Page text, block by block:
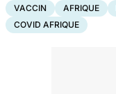
VACCIN AFRIQUE
COVID AFRIQUE